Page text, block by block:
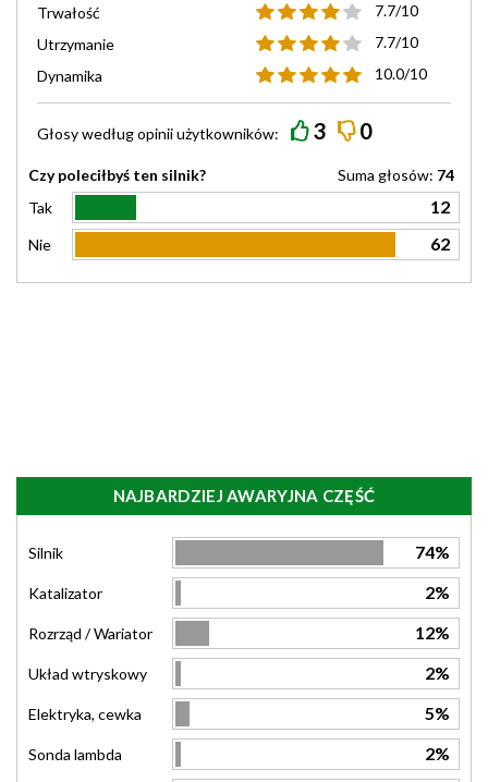
Trwałość
7.7/10
Utrzymanie
7.7/10
Dynamika
10.0/10
Głosy wedługopiniiużytkowników: 3 0
Czy poleciłbyś ten silnik? Suma głosów: 74
Tak
12
Nie 62
NAJBARDZIEJ AWARYJNA CZĘŚĆ
Silnik 74%
Katalizator 2%
Rozrząd / Wariator 12%
Układ wtryskowy 2%
Elektryka, cewka 5%
Sonda lambda 2%